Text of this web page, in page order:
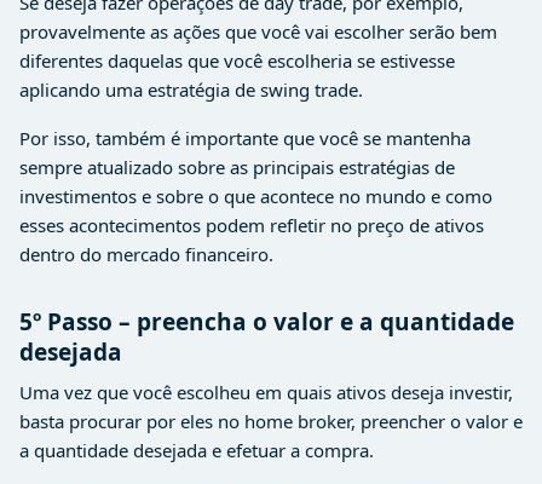
provavelmente as ações que você vai escolher serão bem
diferentes daquelas que você escolheria se estivesse
aplicando uma estratégia de swing trade.
Por isso, também é importante que você se mantenha
sempre atualizado sobre as principais estratégias de
investimentos e sobre o que acontece no mundo e como
esses acontecimentos podem refletir no preço de ativos
dentro do mercado financeiro.
5º Passo – preencha o valor e a quantidade
desejada
Uma vez que você escolheu em quais ativos deseja investir,
basta procurar por eles no home broker, preencher o valor e
a quantidade desejada e efetuar a compra.